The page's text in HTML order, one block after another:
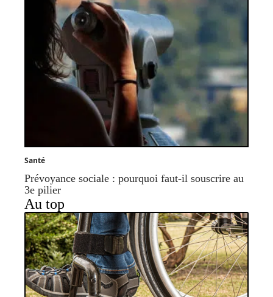
Santé
Prévoyance sociale : pourquoi faut-il souscrire au
3e pilier
Au top